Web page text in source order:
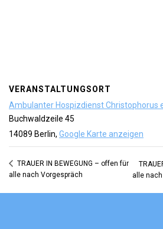
VERANSTALTUNGSORT
Ambulanter Hospizdienst Christophorus
Buchwaldzeile 45
14089 Berlin, Google Karte anzeigen
TRAUER IN BEWEGUNG – offen für
alle nach Vorgespräch
alle